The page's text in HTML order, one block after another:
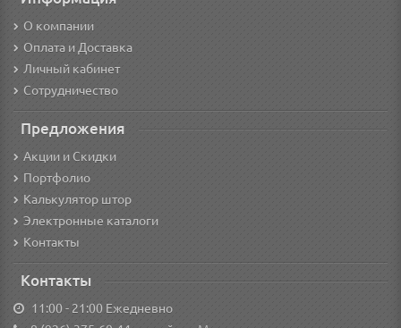
О компании
Оплата и Доставка
Личный кабинет
Сотрудничество
Предложения
Акции и Скидки
Портфолио
Калькулятор штор
Электронные каталоги
Контакты
Контакты
11:00 - 21:00 Ежедневно